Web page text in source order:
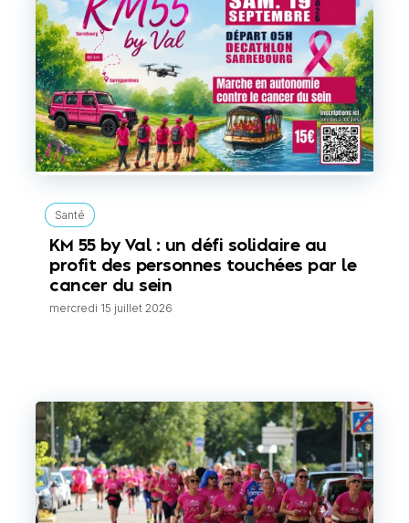
Santé
KM 55 by Val : un défi solidaire au
profit des personnes touchées par le
cancer du sein
mercredi 15 juillet 2026